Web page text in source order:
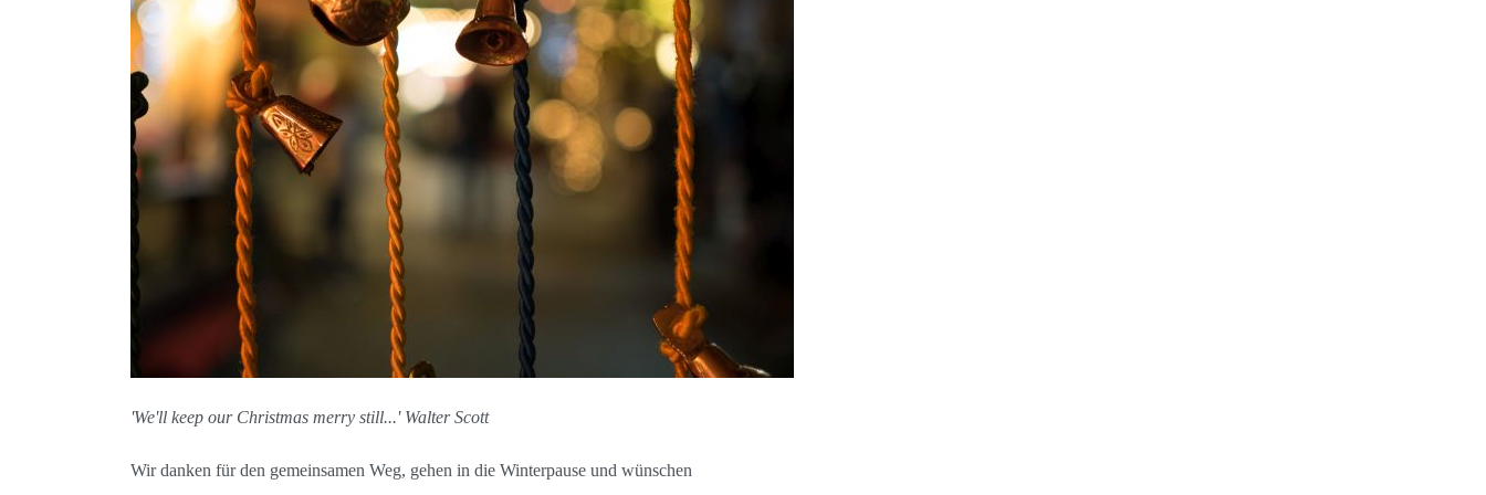
'We'll keep our Christmas merry still...' Walter Scott
Wir danken für den gemeinsamen Weg, gehen in die Winterpause und wünschen